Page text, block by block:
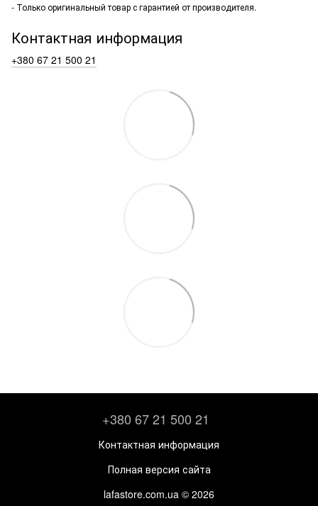
- Только оригинальный товар с гарантией от производителя.
Контактная информация
+380 67 21 500 21
+380 67 21 500 21
Контактная информация
Полная версия сайта
lafastore.com.ua © 2026